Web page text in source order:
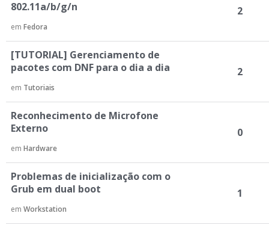
802.11a/b/g/n
em Fedora
2
[TUTORIAL] Gerenciamento de
pacotes com DNF para o dia a dia
em Tutoriais
2
Reconhecimento de Microfone
Externo
em Hardware
0
Problemas de inicialização com o
Grub em dual boot
em Workstation
1